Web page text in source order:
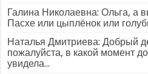
Галина Николаевна: Ольга, а
Пасхе или цыплёнок или
Наталья Дмитриева: Добрый
пожалуйста, в какой момент
увидела...